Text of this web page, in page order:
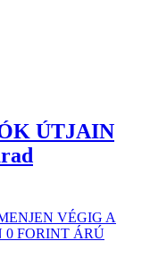
ÚTJAIN
VÉGIG A
0 FORINT ÁRÚ